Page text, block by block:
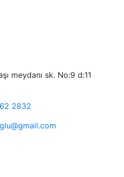
meydanı sk. No:9 d:11
2832